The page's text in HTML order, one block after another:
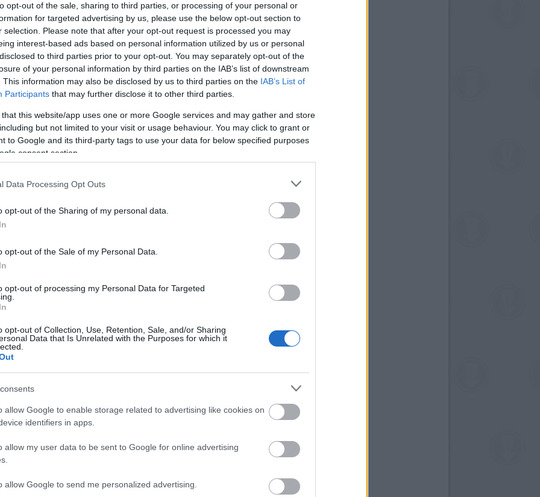
opt-out of the sale, sharing to third parties, or processing of your personal or
for targeted advertising by us, please use the below opt-out section to
selection. Please note that after your opt-out request is processed you may
interest-based ads based on personal information utilized by us or personal
to third parties prior to your opt-out. You may separately opt-out of the
of your personal information by third parties on the IAB’s list of downstream
This information may also be disclosed by us to third parties on the IAB’s List of
Participants that may further disclose it to other third parties.
that this website/app uses one or more Google services and may gather and store
but not limited to your visit or usage behaviour. You may click to grant or
to Google and its third-party tags to use your data for below specified purposes
consent section.
Data Processing Opt Outs
opt-out of the Sharing of my personal data.
opt-out of the Sale of my Personal Data.
opt-out of processing my Personal Data for Targeted
opt-out of Collection, Use, Retention, Sale, and/or Sharing
Data that Is Unrelated with the Purposes for which it
allow Google to enable storage related to advertising like cookies on
identifiers in apps.
allow my user data to be sent to Google for online advertising
allow Google to send me personalized advertising.
szabadon gyakorolva faji, nemi, etnikai, vallási
alapfokon, a flóra és fauna, tűz, víz, föld, levegő,
össze az előadás üzenetét Novák Péter.
korongon 29 szám hallható. A zenészek
Molnár Balázst, az Etnofon Zenei Társulás
fúvós Szokolay Dongó Balázst, a Kimnowak
László Braun gitárost. Bár maga az előadás a
korántsem gyereklemez: a felnőttek számára
a fiataloknak. Üzenetet, a Földről.